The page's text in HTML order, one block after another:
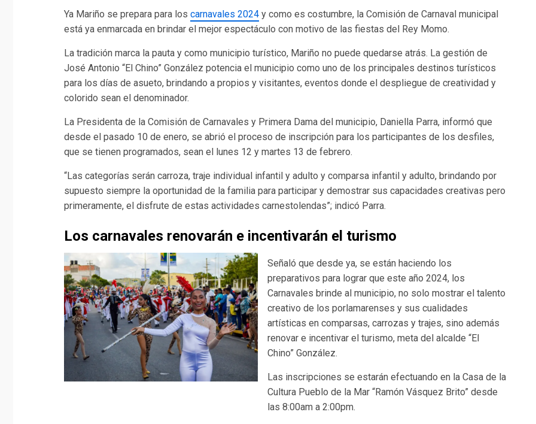
Ya Mariño se prepara para los carnavales 2024 y como es costumbre, la Comisión de Carnaval municipal
está ya enmarcada en brindar el mejor espectáculo con motivo de las fiestas del Rey Momo.
La tradición marca la pauta y como municipio turístico, Mariño no puede quedarse atrás. La gestión de
José Antonio “El Chino” González potencia el municipio como uno de los principales destinos turísticos
para los días de asueto, brindando a propios y visitantes, eventos donde el despliegue de creatividad y
colorido sean el denominador.
La Presidenta de la Comisión de Carnavales y Primera Dama del municipio, Daniella Parra, informó que
desde el pasado 10 de enero, se abrió el proceso de inscripción para los participantes de los desfiles,
que se tienen programados, sean el lunes 12 y martes 13 de febrero.
“Las categorías serán carroza, traje individual infantil y adulto y comparsa infantil y adulto, brindando por
supuesto siempre la oportunidad de la familia para participar y demostrar sus capacidades creativas pero
primeramente, el disfrute de estas actividades carnestolendas”; indicó Parra.
Los carnavales renovarán e incentivarán el turismo
Señaló que desde ya, se están haciendo los
preparativos para lograr que este año 2024, los
Carnavales brinde al municipio, no solo mostrar el talento
creativo de los porlamarenses y sus cualidades
artísticas en comparsas, carrozas y trajes, sino además
renovar e incentivar el turismo, meta del alcalde “El
Chino” González.
Las inscripciones se estarán efectuando en la Casa de la
Cultura Pueblo de la Mar “Ramón Vásquez Brito” desde
las 8:00am a 2:00pm.